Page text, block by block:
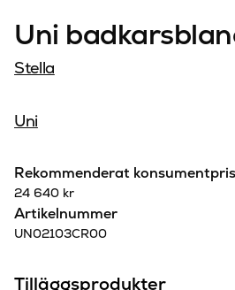
Uni
Stella
Uni
Rekommenderat
24 640 kr
Artikelnummer
UN02103CR00
Tilläggsprodukter